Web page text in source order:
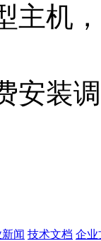
主机
安装
闻 技术文档 企业